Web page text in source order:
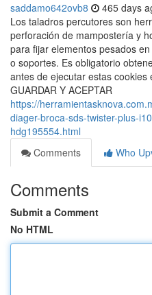
saddamo642ovb8 465 days
Los taladros percutores son
perforación de mampostería y
para fijar elementos pesados
o soportes. Es obligatorio
antes de ejecutar estas cookies
GUARDAR Y ACEPTAR
https://
diager-broca-sds-twister-plus-
hdg195554.html
Comments
Who
Comments
Submit a Comment
No HTML